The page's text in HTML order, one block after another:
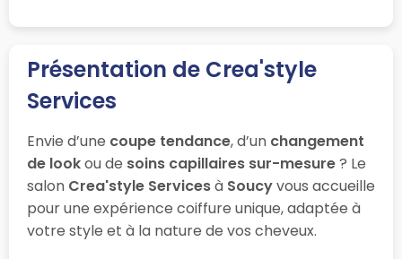
Présentation de Crea'style
Services
Envie d’une coupe tendance, d’un changement
de lookou de soins capillaires sur-mesure? Le
salon Crea'style Servicesà Soucyvous accueille
pour une expérience coiffure unique, adaptée à
votre style et à la nature de vos cheveux.